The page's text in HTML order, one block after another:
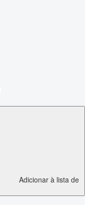
Adicionar à lista de